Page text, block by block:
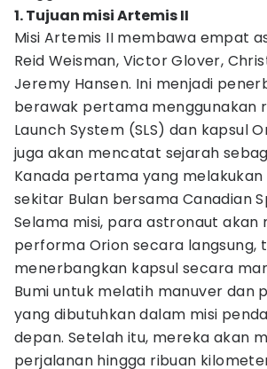
1. Tujuan misi Artemis II
Misi Artemis II membawa empat
Reid Weisman, Victor Glover,
Jeremy Hansen. Ini menjadi
berawak pertama menggunakan
Launch System (SLS) dan kapsul
juga akan mencatat sejarah
Kanada pertama yang
sekitar Bulan bersama Canadian
Selama misi, para astronaut akan
performa Orion secara langsung,
menerbangkan kapsul secara
Bumi untuk melatih manuver dan
yang dibutuhkan dalam misi
depan. Setelah itu, mereka akan
perjalanan hingga ribuan